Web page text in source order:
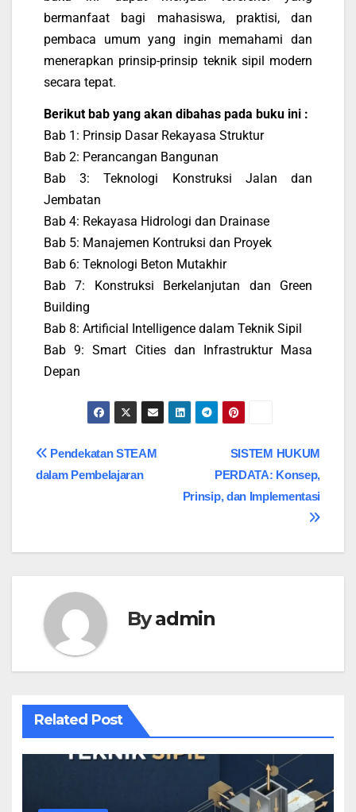
bermanfaat bagi mahasiswa, praktisi, dan
pembaca umum yang ingin memahami dan
menerapkan prinsip-prinsip teknik sipil modern
secara tepat.
Berikut bab yang akan dibahas pada buku ini :
Bab 1: Prinsip Dasar Rekayasa Struktur
Bab 2: Perancangan Bangunan
Bab 3: Teknologi Konstruksi Jalan dan
Jembatan
Bab 4: Rekayasa Hidrologi dan Drainase
Bab 5: Manajemen Kontruksi dan Proyek
Bab 6: Teknologi Beton Mutakhir
Bab 7: Konstruksi Berkelanjutan dan Green
Building
Bab 8: Artificial Intelligence dalam Teknik Sipil
Bab 9: Smart Cities dan Infrastruktur Masa
Depan
SISTEM HUKUM
PERDATA: Konsep,
Prinsip, dan Implementasi
Pendekatan STEAM
dalam Pembelajaran
Byadmin
Related Post